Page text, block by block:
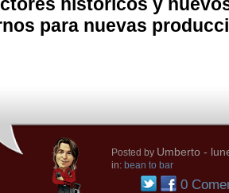
Posted by Umberto -
in: bean to bar
0